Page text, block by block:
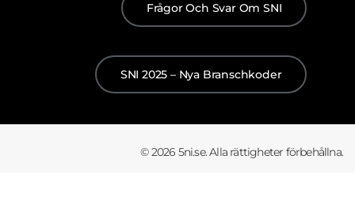
Frågor Och Svar Om SNI
SNI 2025 – Nya Branschkoder
© 2026 5ni.se. Alla rättigheter förbehållna.